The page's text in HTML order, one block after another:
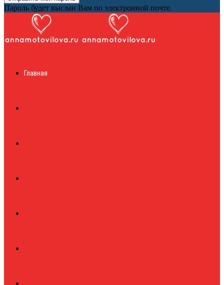
Пароль будет выслан Вам по электронной почте.
журналГлавная